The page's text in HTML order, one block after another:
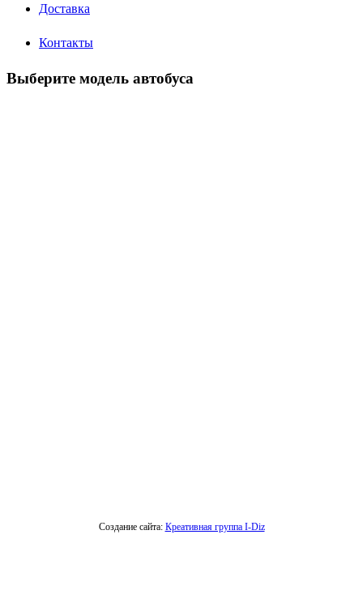
Доставка
Контакты
Выберите модель автобуса
Создание сайта: Креативная группа I-Diz